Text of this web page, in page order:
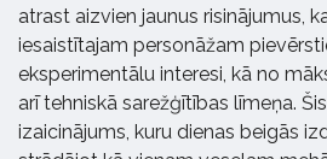
atrast aizvien jaunus risinājumus,
iesaistītajam personāžam
eksperimentālu interesi, kā no
arī tehniskā sarežģītības līmeņa.
izaicinājums, kuru dienas beigās